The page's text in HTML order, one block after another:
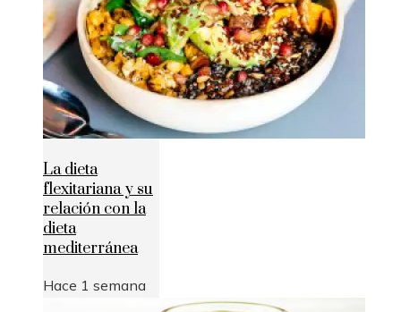
La dieta
flexitariana y su
relación con la
dieta
mediterránea
Hace 1 semana